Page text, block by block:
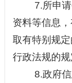
7.所申
资料等信息
取有特别规定
行政法规的规
8.政府